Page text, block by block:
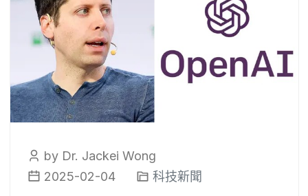
by Dr. Jackei Wong
2025-02-04
科技新聞